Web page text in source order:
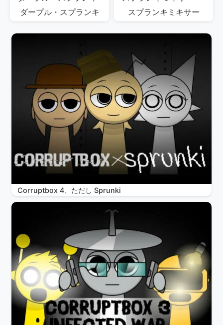
ダープル・スプランキ スプランキミキサー
Corruptbox 4、ただし Sprunki